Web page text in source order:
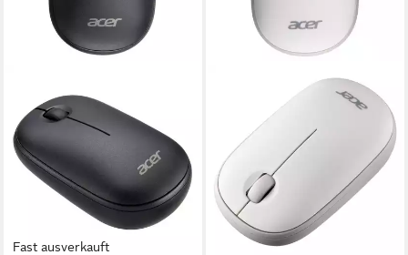
Fast ausverkauft